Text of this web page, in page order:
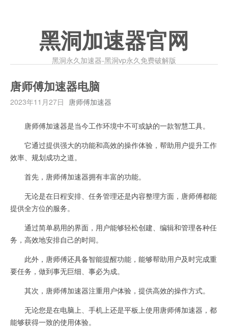
黑洞加速器官网
黑洞永久加速器-黑洞vp永久免费破解版
唐师傅加速器电脑
2023年11月27日 唐师傅加速器
唐师傅加速器是当今工作环境中不可或缺的一款智慧工具。
它通过提供强大的功能和高效的操作体验，帮助用户提升工作
效率、规划成功之道。
首先，唐师傅加速器拥有丰富的功能。
无论是在日程安排、任务管理还是内容整理方面，唐师傅都能
提供全方位的服务。
通过简单易用的界面，用户能够轻松创建、编辑和管理各种任
务，高效地安排自己的时间。
此外，唐师傅还具备智能提醒功能，能够帮助用户及时完成重
要任务，做到事无巨细、事必为成。
其次，唐师傅加速器注重用户体验，提供高效的操作方式。
无论您是在电脑上、手机上还是平板上使用唐师傅加速器，都
能够获得一致的使用体验。